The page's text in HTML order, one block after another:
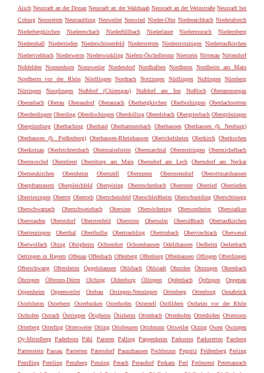
Aisch Neustadt an der Donau Neustadt an der Waldnaab Neustadt an der Weinstraße Neustadt bei
Coburg Neustetten Neutraubling Neuweiler Neuwied Nieder-Olm Niederaichbach Niederalteich
Niederbergkirchen
Niedereschach Niederfüllbach Niederlauer Niedermurach
Niedernberg
Niedernhall
Niederrieden Niederschönenfeld Niederstetten Niederstotzingen Niedertaufkirchen
Niederviehbach Niederwerrn Niederwinkling Niefern-Öschelbronn Nierstein Nittenau Nittendorf
Nohfelden Nonnenhorn Nonnweiler Nordendorf Nordhalben Nordheim
Nordheim am Main
Nordheim vor der Rhön
Nördlingen Nordrach Notzingen Nüdlingen Nufringen
Nürnberg
Nürtingen
Nusplingen Nußdorf (Chiemgau) Nußdorf am Inn Nußloch
Oberammergau
Oberasbach
Oberau Oberaudorf Oberaurach Oberbergkirchen Oberboihingen
Oberdachstetten
Oberderdingen Oberding Oberdischingen Oberdolling Oberelsbach Obergriesbach Obergröningen
Obergünzburg Oberhaching Oberhaid Oberharmersbach Oberhausen Oberhausen (b. Neuburg)
Oberhausen (b. Peißenberg) Oberhausen-Rheinhausen Oberickelsheim Oberkirch Oberkochen
Oberkotzau
Oberleichtersbach Obermaiselstein Obermarchtal Obermeitingen
Obermichelbach
Obermoschel
Obernbreit Obernburg am Main Oberndorf am Lech
Oberndorf am Neckar
Oberneukirchen
Obernheim Obernzell Obernzenn Oberostendorf
Oberottmarshausen
Oberpframmern
Oberpleichfeld Oberpöring Oberreichenbach Oberreute Oberried
Oberrieden
Oberriexingen Oberrot Oberroth Oberscheinfeld Oberschleißheim Oberschneiding Oberschönegg
Oberschwarzach
Oberschweinbach Obersinn Obersöchering Obersontheim
Oberstadion
Oberstaufen
Oberstdorf Oberstenfeld Oberstreu Obersulm Obersüßbach
Obertaufkirchen
Oberteuringen
Oberthal Oberthulba Obertraubling Obertrubach Oberviechtach
Oberwesel
Oberwolfach Obing Obrigheim Ochsenfurt Ochsenhausen Odelzhausen Oedheim Oerlenbach
Oettingen in Bayern Offenau Offenbach Offenberg Offenburg Offenhausen Offingen Ofterdingen
Ofterschwang
Oftersheim Oggelshausen Ohlsbach Ohlstadt Ohmden Öhningen
Ohrenbach
Öhringen
Ölbronn-Dürrn Olching Oldenburg Öllingen Opfenbach Öpfingen
Oppenau
Oppenheim
Oppenweiler Ornbau Orsingen-Nenzingen Ortenberg Ortenburg
Osnabrück
Ostelsheim
Osterberg Osterburken Osterhofen Osterzell Ostfildern
Ostheim vor der Rhön
Osthofen Ostrach Östringen Ötigheim Ötisheim Ottenbach Ottenhofen Ottenhöfen Ottensoos
Otterberg Otterfing Ottersweier Otting Ottobeuren Ottobrunn Ottweiler Otzing Owen Owingen
Oy-Mittelberg Paderborn Pähl Painten Palling Pappenheim Parkstein Parkstetten Parsberg
Partenstein Passau Pastetten Patersdorf Paunzhausen Pechbrunn Pegnitz Peißenberg Peiting
Pemfling Pentling Penzberg Penzing Perach Perasdorf Perkam Perl Perlesreut Petersaurach